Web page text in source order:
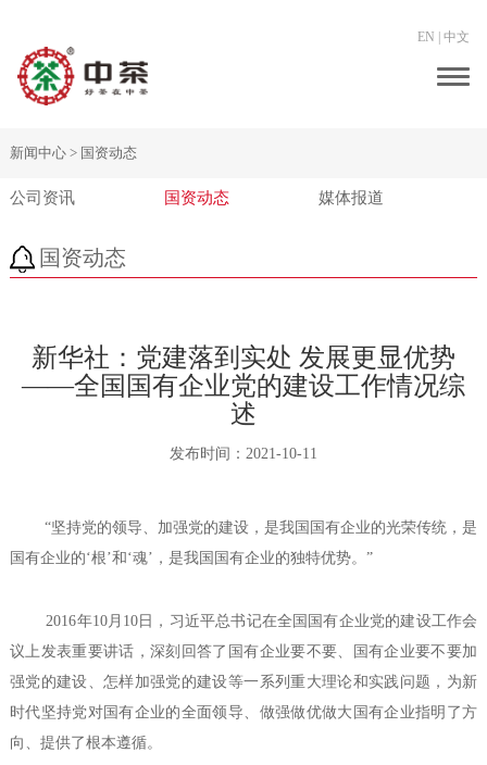
EN 中文
新闻中心 > 国资动态
公司资讯 国资动态 媒体报道
国资动态
新华社：党建落到实处 发展更显优势
——全国国有企业党的建设工作情况综
述
发布时间： 2021-10-11
“坚持党的领导、加强党的建设，是我国国有企业的光荣传统，是
国有企业的‘根’和‘魂’，是我国国有企业的独特优势。”
2016年10月10日，习近平总书记在全国国有企业党的建设工作会
议上发表重要讲话，深刻回答了国有企业要不要、国有企业要不要加
强党的建设、怎样加强党的建设等一系列重大理论和实践问题，为新
时代坚持党对国有企业的全面领导、做强做优做大国有企业指明了方
向、提供了根本遵循。